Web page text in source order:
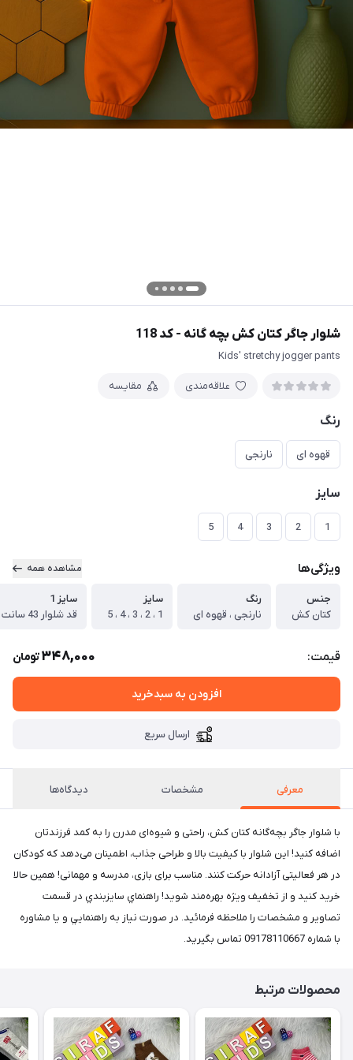
شلوار جاگر کتان کش بچه گانه - کد 118
Kids' stretchy jogger pants
علاقه‌مندی مقایسه
رنگ
قهوه ای نارنجی
سایز
1
2
3
4
5
ویژگی‌ها مشاهده همه
جنس
کتان کش
رنگ
نارنجی ، قهوه ای
سایز
1 ، 2 ، 3 ، 4 ، 5
سایز 1
قد شلوار 43 سانت
قیمت: 348,000تومان
افزودن به سبدخرید
ارسال سریع
معرفی مشخصات دیدگاه‌ها
با شلوار جاگر بچه‌گانه کتان کش، راحتی و شیوه‌ای مدرن را به کمد فرزندتان
اضافه کنید! این شلوار با کیفیت بالا و طراحی جذاب، اطمینان می‌دهد که کودکان
در هر فعالیتی آزادانه حرکت کنند. مناسب برای بازی، مدرسه و مهمانی! همین حالا
خرید کنید و از تخفیف ویژه بهره‌مند شوید! راهنماي سايزبندي در قسمت
تصاوير و مشخصات را ملاحظه فرمائيد. در صورت نياز به راهنمايي و يا مشاوره
با شماره 09178110667 تماس بگيريد.
محصولات مرتبط